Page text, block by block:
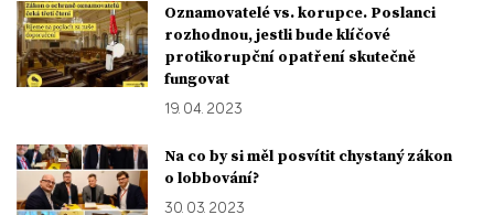
Oznamovatelé vs. korupce. Poslanci
rozhodnou, jestli bude klíčové
protikorupční opatření skutečně
fungovat
19. 04. 2023
Na co by si měl posvítit chystaný zákon
o lobbování?
30. 03. 2023